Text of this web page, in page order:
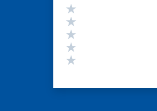
Valutazione